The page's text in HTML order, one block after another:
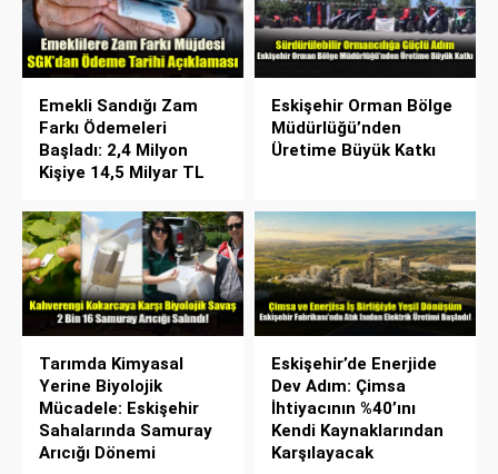
Emekli Sandığı Zam
Farkı Ödemeleri
Başladı: 2,4 Milyon
Kişiye 14,5 Milyar TL
Eskişehir Orman Bölge
Müdürlüğü’nden
Üretime Büyük Katkı
Tarımda Kimyasal
Yerine Biyolojik
Mücadele: Eskişehir
Sahalarında Samuray
Arıcığı Dönemi
Eskişehir’de Enerjide
Dev Adım: Çimsa
İhtiyacının %40’ını
Kendi Kaynaklarından
Karşılayacak